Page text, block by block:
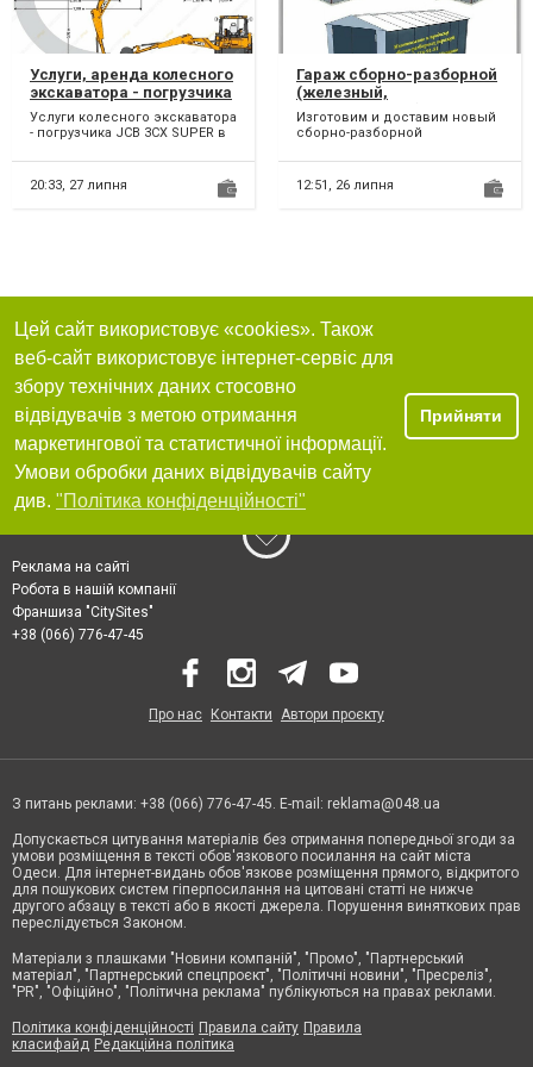
Услуги, аренда колесного
экскаватора - погрузчика
JCB в Одессе.
Услуги колесного экскаватора
- погрузчика JCB 3CX SUPER в
экскаватора JCB...
20:33, 27 липня
Гараж сборно-разборной
(железный,
металлический). Гараж из
профнастила
Изготовим и доставим новый
сборно-разборной
односкатной и двускатной
крышей. Мы...
12:51, 26 липня
Цей сайт використовує «cookies». Також
веб-сайт використовує інтернет-сервіс для
збору технічних даних стосовно
відвідувачів з метою отримання
маркетингової та статистичної інформації.
Умови обробки даних відвідувачів сайту
див. "Політика конфіденційності"
Прийняти
Реклама на сайті
Робота в нашій компанії
Франшиза "CitySites"
+38 (066) 776-47-45
Про нас Контакти Автори проєкту
З питань реклами: +38 (066) 776-47-45. E-mail: reklama@048.ua
Допускається цитування матеріалів без отримання попередньої згоди за
умови розміщення в тексті обов'язкового посилання на сайт міста
Одеси. Для інтернет-видань обов'язкове розміщення прямого, відкритого
для пошукових систем гіперпосилання на цитовані статті не нижче
другого абзацу в тексті або в якості джерела. Порушення виняткових прав
переслідується Законом.
Матеріали з плашками "Новини компаній", "Промо", "Партнерський
матеріал", "Партнерський спецпроєкт", "Політичні новини", "Пресреліз",
"PR", "Офіційно", "Політична реклама" публікуються на правах реклами.
Політика конфіденційності Правила сайту Правила
класифайд Редакційна політика